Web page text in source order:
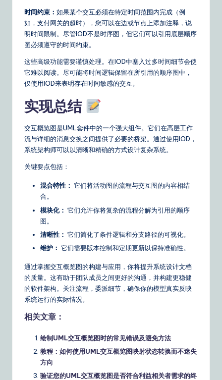
时间约束： 如果某个交互必须在特定时间范围内完成（例
如，支付网关的超时），您可以在边或节点上添加注释，说
明时间限制。尽管IOD不是时序图，但它们可以引用底层顺序
图必须遵守的时间约束。
这些高级功能需要谨慎处理。在IOD中塞入过多时间细节会使
它难以阅读。尽可能将时间逻辑保留在所引用的顺序图中，
仅使用IOD来表明存在时间敏感的交互。
实现总结
交互概览图是UML套件中的一个强大组件。它们在高层工作
流与详细的消息交换之间提供了必要的桥梁。通过使用IOD，
系统架构师可以以清晰和精确的方式设计复杂系统。
关键要点包括：
混合特性： 它们将活动图的流程与交互图的内容相结
合。
模块化： 它们允许你将复杂的流程分解为引用的顺序
图。
清晰性： 它们简化了条件逻辑和分支路径的可视化。
维护： 它们需要版本控制和定期更新以保持准确性。
通过掌握交互概览图的构建与应用，你将提升系统设计文档
的质量。这有助于团队成员之间更好的沟通，并构建更稳健
的软件架构。关注流程，委派细节，确保你的模型真实反映
系统运行的实际情况。
相关文章：
绘制UML交互概览图时的常见错误及避免方法
教程：如何使用UML交互概览图映射状态转换而不迷失
方向
验证您的UML交互概览图是否符合利益相关者需求的终